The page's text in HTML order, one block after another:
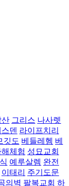
산 그리스 나사렛
덴 라이프치리
깃도 베들레헴 베
체험 성묘교회
예루살렘 완전
이태리 주기도문
의벽 팔복교회 하